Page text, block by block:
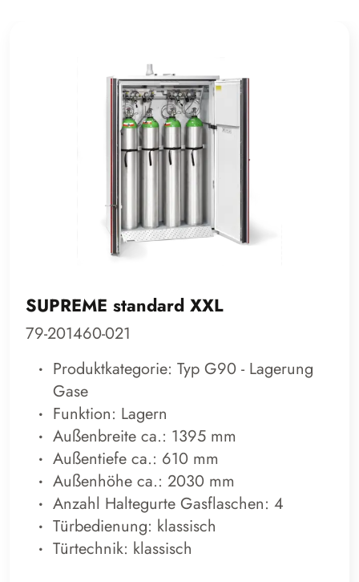
SUPREME standard XXL
79-201460-021
Produktkategorie: Typ G90 - Lagerung
Gase
Funktion: Lagern
Außenbreite ca.: 1395 mm
Außentiefe ca.: 610 mm
Außenhöhe ca.: 2030 mm
Anzahl Haltegurte Gasflaschen: 4
Türbedienung: klassisch
Türtechnik: klassisch